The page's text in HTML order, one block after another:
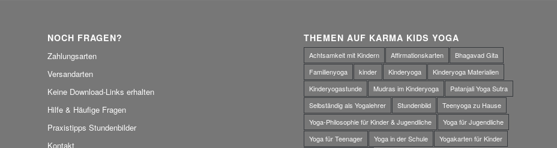
NOCH FRAGEN?
Zahlungsarten
Versandarten
Keine Download-Links erhalten
Hilfe & Häufige Fragen
Praxistipps Stundenbilder
Kontakt
THEMEN AUF KARMA KIDS YOGA
Achtsamkeit mit Kindern Affirmationskarten
Bhagavad Gita
Familienyoga
kinder Kinderyoga
Kinderyoga Materialien
Kinderyogastunde
Mudras im Kinderyoga
Patanjali Yoga Sutra
Selbständig als Yogalehrer
Stundenbild
Teenyoga zu Hause
Yoga-Philosophie für Kinder & Jugendliche
Yoga für Jugendliche
Yoga für Teenager
Yoga in der Schule Yogakarten für Kinder